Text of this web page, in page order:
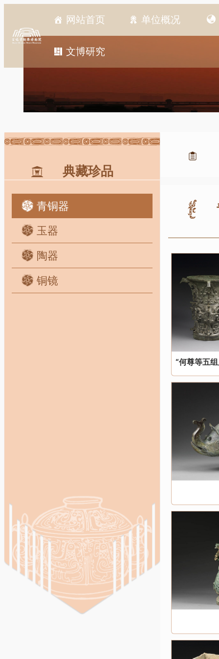
网站首页 单位概况
文博研究
典藏珍品
青铜器
玉器
陶器
铜镜